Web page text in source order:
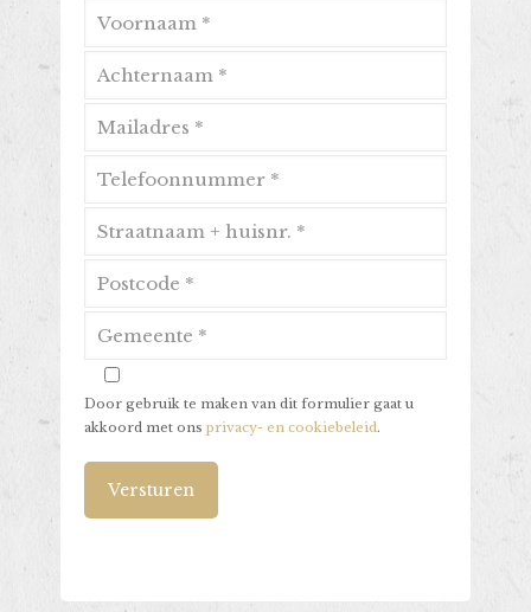
Door gebruik te maken van dit formulier gaat u
akkoord met onsprivacy- en cookiebeleid.